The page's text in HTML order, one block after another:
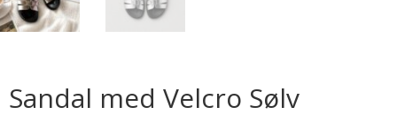
Sandal med Velcro Sølv